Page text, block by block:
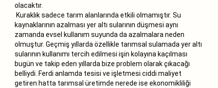
olacaktır.
Kuraklık sadece tarım alanlarında etkili olmamıştır. Su
kaynaklarının azalması yer altı sularının düşmesi aynı
zamanda evsel kullanım suyunda da azalmalara neden
olmuştur. Geçmiş yıllarda özellikle tarımsal sulamada yer altı
sularının kullanımı tercih edilmesi işin kolayına kaçılması
bugün ve takip eden yıllarda bize problem olarak çıkacağı
belliydi. Ferdi anlamda tesisi ve işletmesi ciddi maliyet
getiren hatta tarımsal üretimde nerede ise ekonomikliliği